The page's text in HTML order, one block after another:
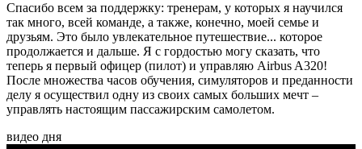
Спасибо всем за поддержку: тренерам, у которых я научился
так много, всей команде, а также, конечно, моей семье и
друзьям. Это было увлекательное путешествие... которое
продолжается и дальше. Я с гордостью могу сказать, что
теперь я первый офицер (пилот) и управляю Airbus A320!
После множества часов обучения, симуляторов и преданности
делу я осуществил одну из своих самых больших мечт –
управлять настоящим пассажирским самолетом.
видео дня